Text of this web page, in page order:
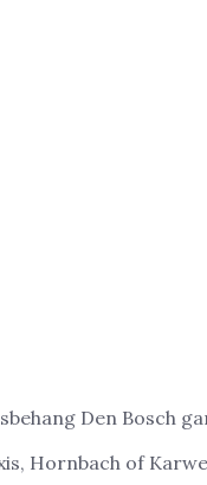
Den Bosch
Hornbach of